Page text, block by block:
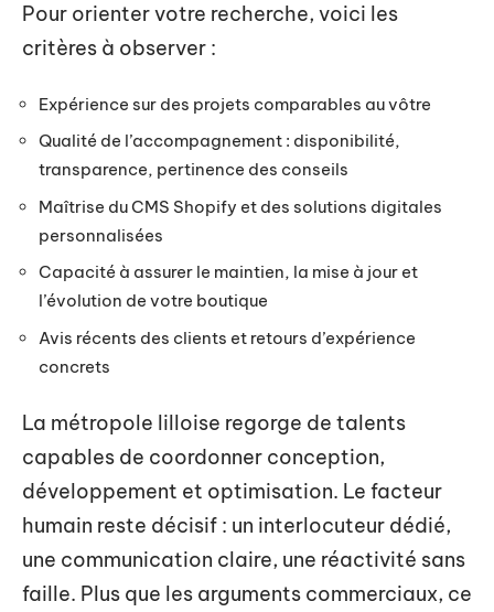
Pour orienter votre recherche, voici les
critères à observer :
Expérience sur des projets comparables au vôtre
Qualité de l’accompagnement : disponibilité,
transparence, pertinence des conseils
Maîtrise du CMS Shopify et des solutions digitales
personnalisées
Capacité à assurer le maintien, la mise à jour et
l’évolution de votre boutique
Avis récents des clients et retours d’expérience
concrets
La métropole lilloise regorge de talents
capables de coordonner conception,
développement et optimisation. Le facteur
humain reste décisif : un interlocuteur dédié,
une communication claire, une réactivité sans
faille. Plus que les arguments commerciaux, ce